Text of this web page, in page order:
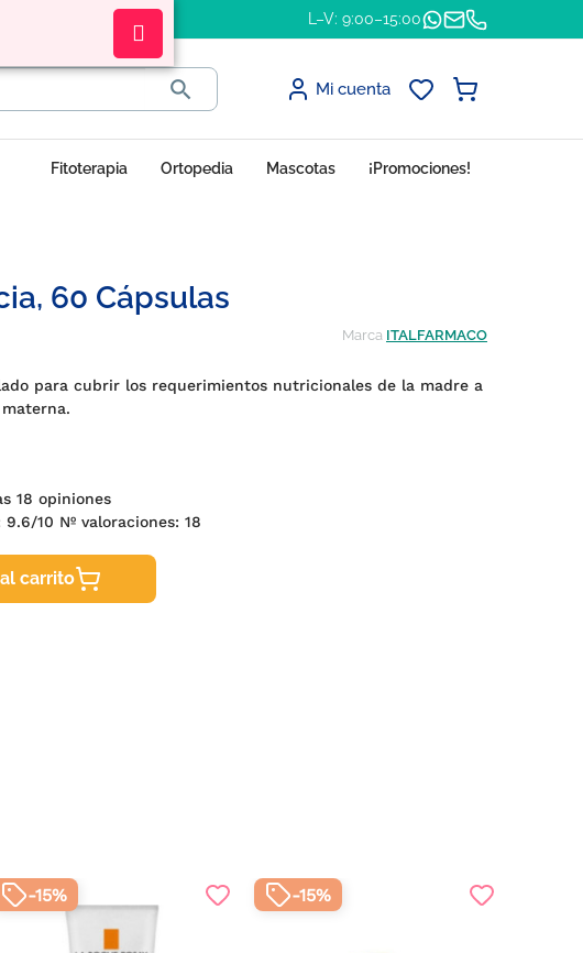
L–V: 9:00–15:00
 Mi cuenta
Fitoterapia Ortopedia Mascotas ¡Promociones!
60 Cápsulas
Marca ITALFARMACO
para cubrir los requerimientos nutricionales de la madre a
18 opiniones
9.6/10 Nº valoraciones: 18
carrito
-15% -15%